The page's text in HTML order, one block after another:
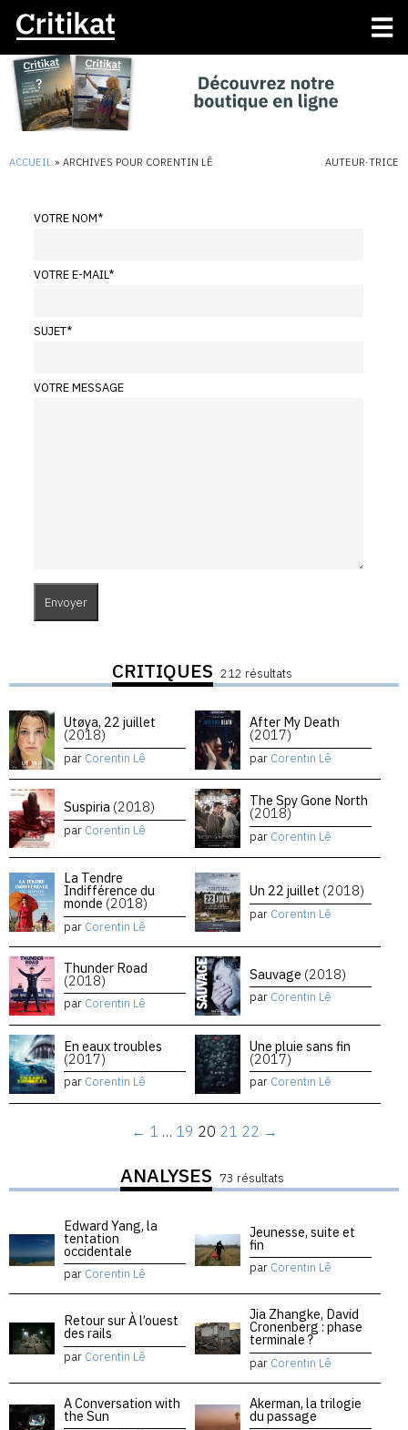
ACCUEIL » ARCHIVES POUR CORENTIN LÊ AUTEUR·TRICE
VOTRE NOM*
VOTRE E-MAIL*
SUJET*
VOTRE MESSAGE
CRITIQUES 212 résultats
Utøya, 22 juillet
(2018)
par Corentin Lê
After My Death
(2017)
par Corentin Lê
Suspiria (2018)
par Corentin Lê
The Spy Gone North
(2018)
par Corentin Lê
La Tendre
Indifférence du
monde (2018)
par Corentin Lê
Un 22 juillet (2018)
par Corentin Lê
Thunder Road
(2018)
par Corentin Lê
Sauvage (2018)
par Corentin Lê
En eaux troubles
(2017)
par Corentin Lê
Une pluie sans fin
(2017)
par Corentin Lê
← 1 … 19 20 21 22 →
ANALYSES 73 résultats
Edward Yang, la
tentation
occidentale
par Corentin Lê
Jeunesse, suite et
fin
par Corentin Lê
Retour sur À l’ouest
des rails
par Corentin Lê
Jia Zhangke, David
Cronenberg : phase
terminale ?
par Corentin Lê
A Conversation with
the Sun
Akerman, la trilogie
du passage